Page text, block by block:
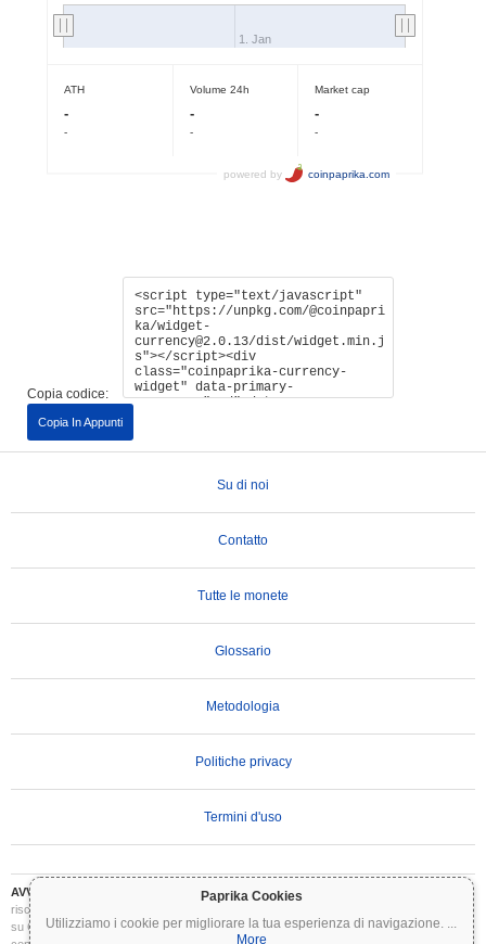
Paprika Cookies
Utilizziamo i cookie per migliorare la tua esperienza di navigazione. ...
More
Copia codice:
Copia In Appunti
Su di noi
Contatto
Tutte le monete
Glossario
Metodologia
Politiche privacy
Termini d'uso
AVVERTENZA IMPORTANTE:
Le criptovalute sono altamente volatili e comportano
rischi significativi. Potresti perdere parte o tutto il tuo investimento. Tutte le informazioni
su Coinpaprika sono fornite esclusivamente a scopo informativo e non costituiscono